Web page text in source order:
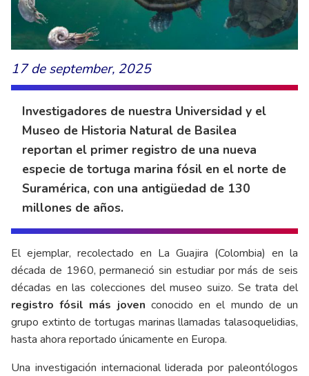
17 de september, 2025
Investigadores de nuestra Universidad y el
Museo de Historia Natural de Basilea
reportan el primer registro de una nueva
especie de tortuga marina fósil en el norte de
Suramérica, con una antigüedad de 130
millones de años.
El ejemplar, recolectado en La Guajira (Colombia) en la
década de 1960, permaneció sin estudiar por más de seis
décadas en las colecciones del museo suizo. Se trata del
registro fósil más joven conocido en el mundo de un
grupo extinto de tortugas marinas llamadas talasoquelidias,
hasta ahora reportado únicamente en Europa.
Una investigación internacional liderada por paleontólogos